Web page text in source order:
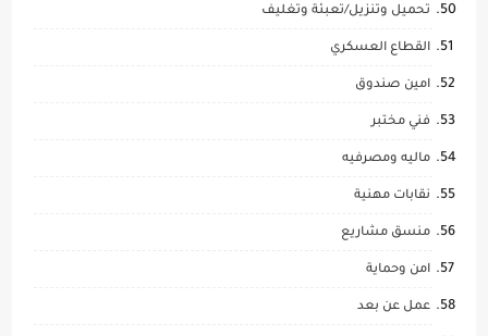
تحميل وتنزيل/تعبئة وتغليف
القطاع العسكري
امين صندوق
فني مختبر
ماليه ومصرفيه
نقابات مهنية
منسق مشاريع
امن وحماية
عمل عن بعد